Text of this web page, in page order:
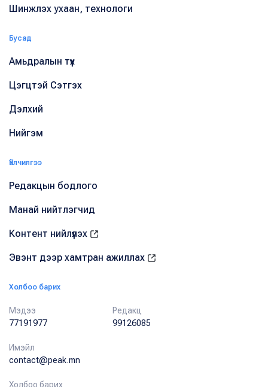
Шинжлэх ухаан, технологи
Бусад
Амьдралын түүх
Цэгцтэй Сэтгэх
Дэлхий
Нийгэм
Үйлчилгээ
Редакцын бодлого
Манай нийтлэгчид
Контент нийлүүлэх
Эвэнт дээр хамтран ажиллах
Холбоо барих
Мэдээ
77191977
Редакц
99126085
Имэйл
contact@peak.mn
Холбоо барих